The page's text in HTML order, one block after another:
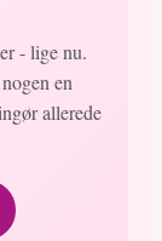
- lige nu.
en
allerede